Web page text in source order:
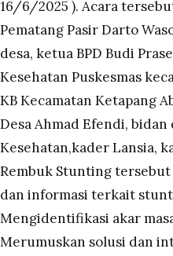
16/6/2025 ). Acara
Pematang Pasir Darto
desa, ketua BPD Budi
Kesehatan Puskesmas
KB Kecamatan Ketapang
Desa Ahmad Efendi, bidan
Kesehatan,kader Lansia,
Rembuk Stunting
dan informasi terkait
Mengidentifikasi akar
Merumuskan solusi dan